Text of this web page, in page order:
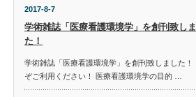
2017-8-7
学術雑誌「医療看護環境学」を創刊致し
た！
学術雑誌「医療看護環境学」を創刊致しました！
ぞご利用ください！ 医療看護環境学の目的 …